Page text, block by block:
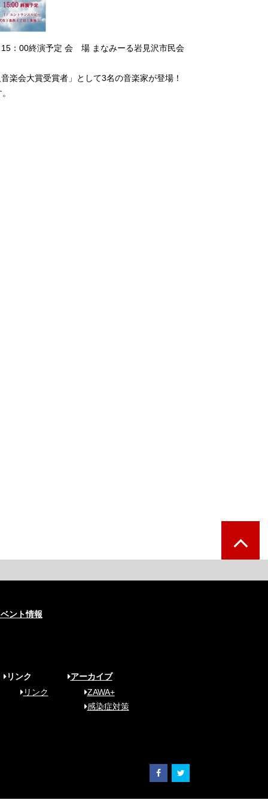
：00終演予定 会 場 まなみーる岩見沢市民会
会大賞受賞者」として3名の音楽家が登場！
ント情報
リンク
リンク
アーカイブ
ZAWA+
感染症対策